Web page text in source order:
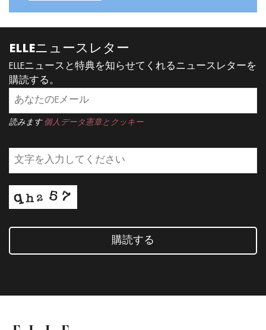
ELLEニュースレター
ELLEニュースと特典を知らせてくれるニュースレターを
購読する。
読みます 個人データ憲章とクッキー
購読する